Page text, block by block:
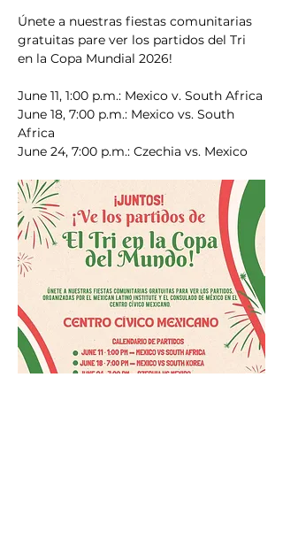
Únete a nuestras fiestas comunitarias
gratuitas pare ver los partidos del Tri
en la Copa Mundial 2026!
June 11, 1:00 p.m.: Mexico v. South Africa
June 18, 7:00 p.m.: Mexico vs. South
Africa
June 24, 7:00 p.m.: Czechia vs. Mexico